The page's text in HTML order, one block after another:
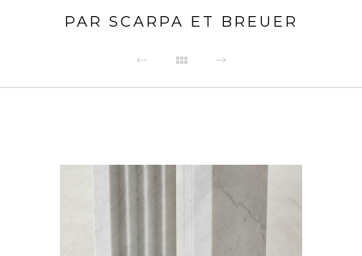
PAR SCARPA ET BREUER